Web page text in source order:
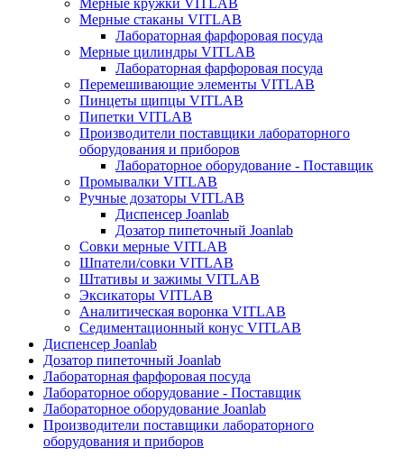
Мерные кружки VITLAB
Мерные стаканы VITLAB
Лабораторная фарфоровая посуда
Мерные цилиндры VITLAB
Лабораторная фарфоровая посуда
Перемешивающие элементы VITLAB
Пинцеты щипцы VITLAB
Пипетки VITLAB
Производители поставщики лабораторного
оборудования и приборов
Лабораторное оборудование - Поставщик
Промывалки VITLAB
Ручные дозаторы VITLAB
Диспенсер Joanlab
Дозатор пипеточный Joanlab
Совки мерные VITLAB
Шпатели/совки VITLAB
Штативы и зажимы VITLAB
Эксикаторы VITLAB
Аналитическая воронка VITLAB
Седиментационный конус VITLAB
Диспенсер Joanlab
Дозатор пипеточный Joanlab
Лабораторная фарфоровая посуда
Лабораторное оборудование - Поставщик
Лабораторное оборудование Joanlab
Производители поставщики лабораторного
оборудования и приборов